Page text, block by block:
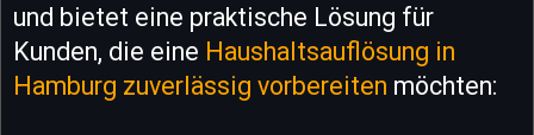
und bietet eine praktische Lösung für
Kunden, die eine Haushaltsauflösung in
Hamburg zuverlässig vorbereiten möchten: